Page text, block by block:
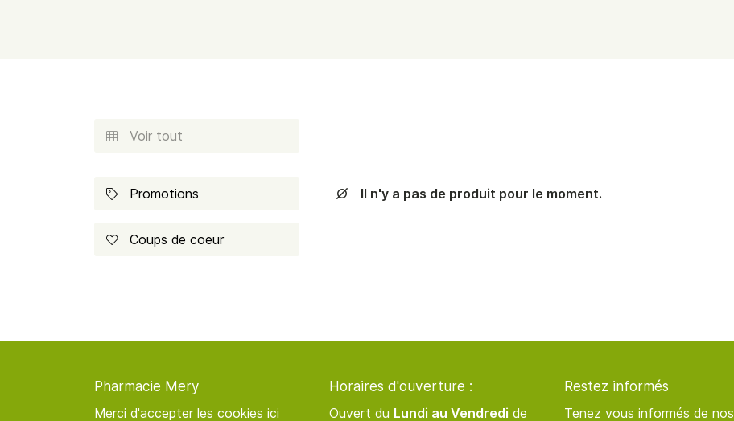
En cochant cette case, vous consentez à recevoir nos propositions
 Voir tout
 Promotions
 Coups de coeur
 Il n'y a pas de produit pour le moment.
Pharmacie Mery
Merci d'accepter les cookies ici
Horaires d'ouverture :
Ouvert du Lundi au Vendredi de
Restez informés
Tenez vous informés de nos